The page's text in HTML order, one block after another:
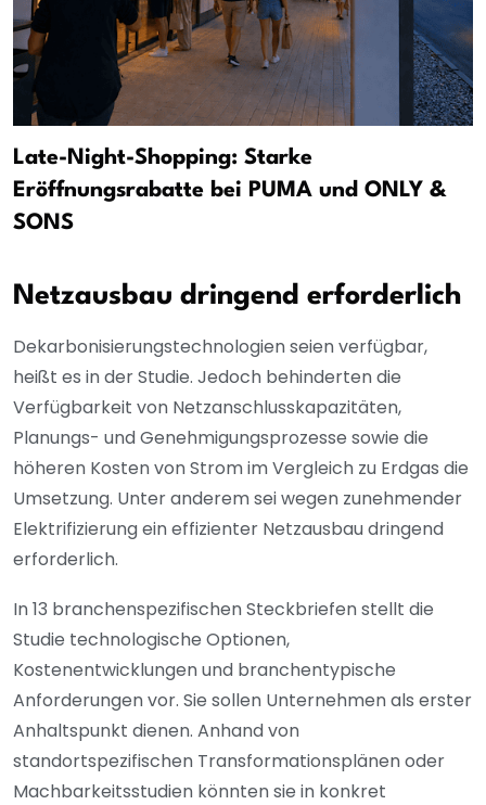
Late-Night-Shopping: Starke
Eröffnungsrabatte bei PUMA und ONLY &
SONS
Netzausbau dringend erforderlich
Dekarbonisierungstechnologien seien verfügbar,
heißt es in der Studie. Jedoch behinderten die
Verfügbarkeit von Netzanschlusskapazitäten,
Planungs- und Genehmigungsprozesse sowie die
höheren Kosten von Strom im Vergleich zu Erdgas die
Umsetzung. Unter anderem sei wegen zunehmender
Elektrifizierung ein effizienter Netzausbau dringend
erforderlich.
In 13 branchenspezifischen Steckbriefen stellt die
Studie technologische Optionen,
Kostenentwicklungen und branchentypische
Anforderungen vor. Sie sollen Unternehmen als erster
Anhaltspunkt dienen. Anhand von
standortspezifischen Transformationsplänen oder
Machbarkeitsstudien könnten sie in konkret